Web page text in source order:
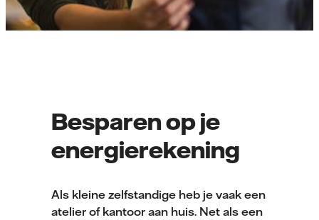
Besparen op je
energierekening
Als kleine zelfstandige heb je vaak een
atelier of kantoor aan huis. Net als een